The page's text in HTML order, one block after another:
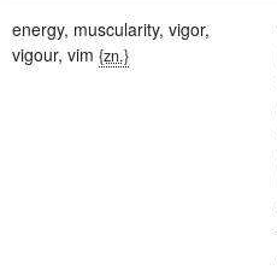
energy, muscularity, vigor,
vigour, vim {zn.}